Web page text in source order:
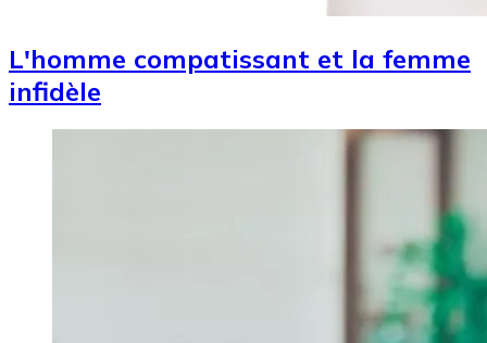
L'homme compatissant et la femme
infidèle